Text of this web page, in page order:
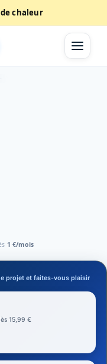
chaleur
1 €/mois
projet et faites-vous plaisir
15,99 €